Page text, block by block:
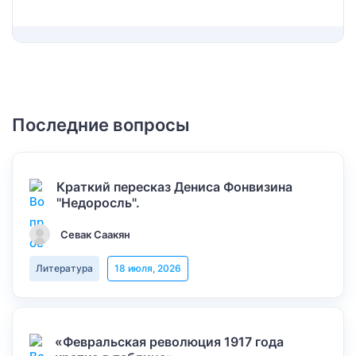
Последние вопросы
Краткий пересказ Дениса Фонвизина
"Недоросль".
Севак Саакян
Литература 18 июля, 2026
«Февральская революция 1917 года